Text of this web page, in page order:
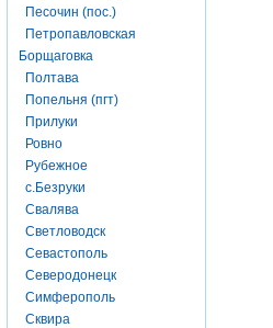
Песочин (пос.)
Петропавловская
Борщаговка
Полтава
Попельня (пгт)
Прилуки
Ровно
Рубежное
с.Безруки
Свалява
Светловодск
Севастополь
Северодонецк
Симферополь
Сквира